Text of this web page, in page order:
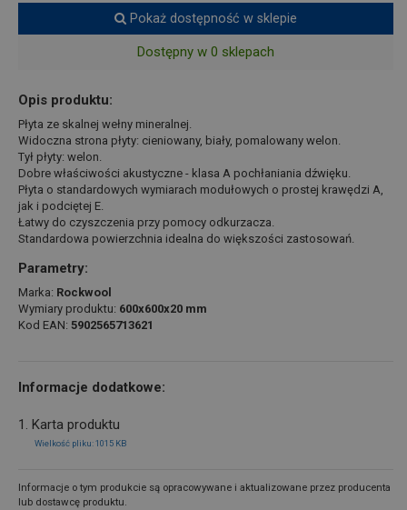
Pokaż dostępność w sklepie
Dostępny w 0 sklepach
Opis produktu:
Płyta ze skalnej wełny mineralnej.
Widoczna strona płyty: cieniowany, biały, pomalowany welon.
Tył płyty: welon.
Dobre właściwości akustyczne - klasa A pochłaniania dźwięku.
Płyta o standardowych wymiarach modułowych o prostej krawędzi A,
jak i podciętej E.
Łatwy do czyszczenia przy pomocy odkurzacza.
Standardowa powierzchnia idealna do większości zastosowań.
Parametry:
Marka: Rockwool
Wymiary produktu: 600x600x20 mm
Kod EAN: 5902565713621
Informacje dodatkowe:
1. Karta produktu
Wielkość pliku: 1015 KB
Informacje o tym produkcie są opracowywane i aktualizowane przez producenta
lub dostawcę produktu.